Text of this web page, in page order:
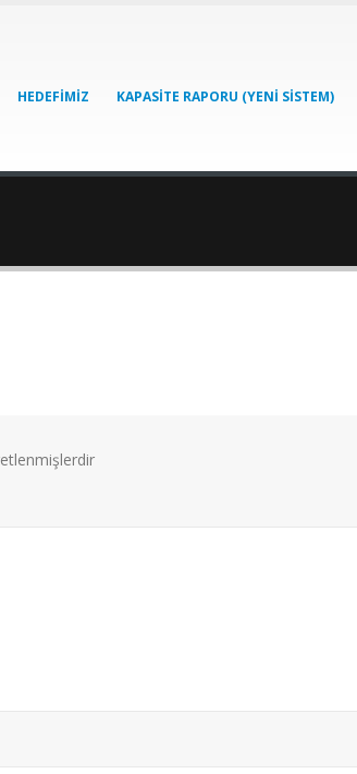
HEDEFIMIZ KAPASITE RAPORU (YENI SISTEM)